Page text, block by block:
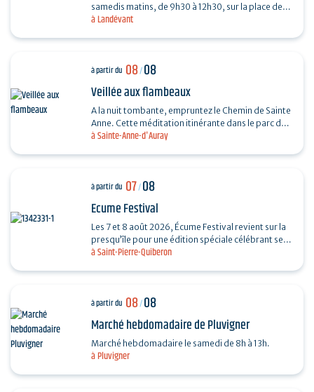
à Landévant
samedis matins, de 9h30 à 12h30, sur la place de
l'Église (côté parking).
à Sainte-Anne-d'Auray
à partir du 08/08
Veillée aux flambeaux
A la nuit tombante, empruntez le Chemin de Sainte
Anne. Cette méditation itinérante dans le parc du
sanctuaire permet d’arpenter la vie et le
à Saint-Pierre-Quiberon
à partir du 07/08
Ecume Festival
Les 7 et 8 août 2026, Écume Festival revient sur la
presqu’île pour une édition spéciale célébrant ses
5 ans. En seulement quelques années,…
à Pluvigner
à partir du 08/08
Marché hebdomadaire de Pluvigner
Marché hebdomadaire le samedi de 8h à 13h.